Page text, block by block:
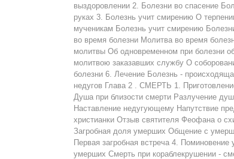
выздоровлении 2. Болезни во спасение
руках 3. Болезнь учит смирению О
мученикам Болезнь учит смирению
во время болезни Молитва во время
молитвы Об одновременном при болезни
молитвою заказавших службу О
болезни 6. Лечение Болезнь -
недугов Глава 2 . СМЕРТЬ 1.
Душа при близости смерти Разлучение
Наставление недугующему Напутствие
христианки Отзыв святителя Феофана о
Загробная доля умерших Общение с
Первая загробная встреча 4.
умерших Смерть при кораблекрушении -